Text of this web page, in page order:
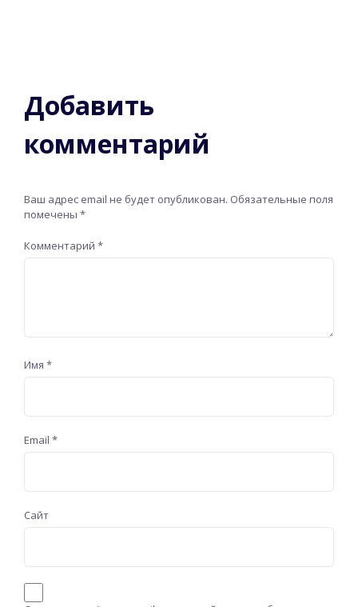
Добавить
комментарий
Ваш адрес email не будет опубликован. Обязательные поля
помечены *
Комментарий *
Имя *
Email *
Сайт